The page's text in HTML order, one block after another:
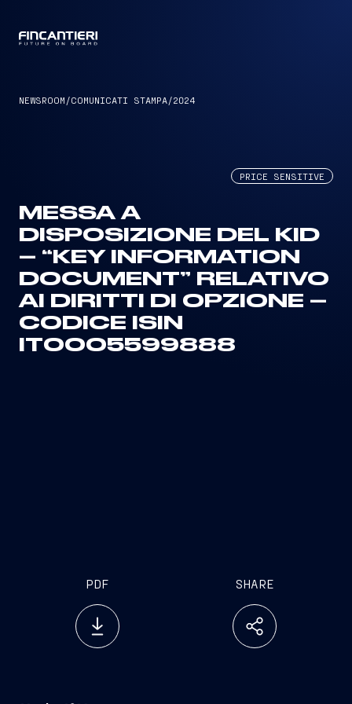
NEWSROOM /COMUNICATI STAMPA/2024
PRICE SENSITIVE
MESSA A
DISPOSIZIONE DEL KID
– “KEY INFORMATION
DOCUMENT” RELATIVO
AI DIRITTI DI OPZIONE –
CODICE ISIN
IT0005599888
PDF SHARE